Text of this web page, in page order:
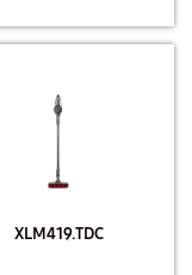
XLM419.TDC